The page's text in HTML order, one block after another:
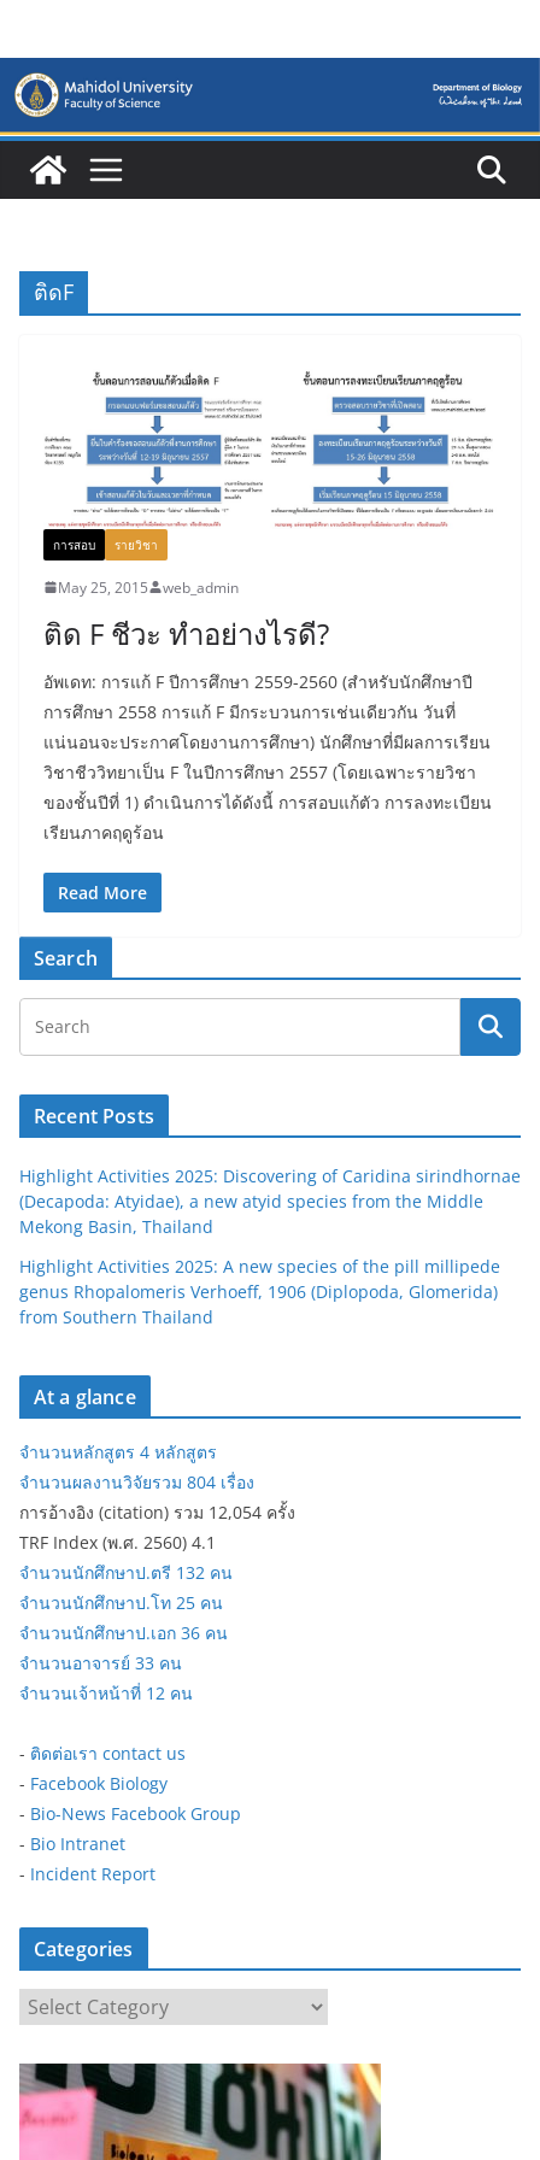
content
ติดF
การสอบ รายวิชา
May 25, 2015 web_admin
ติด F ชีวะ ทำอย่างไรดี?
อัพเดท: การแก้ F ปีการศึกษา 2559-2560 (สำหรับนักศึกษาปี
การศึกษา 2558 การแก้ F มีกระบวนการเช่นเดียวกัน วันที่
แน่นอนจะประกาศโดยงานการศึกษา) นักศึกษาที่มีผลการเรียน
วิชาชีววิทยาเป็น F ในปีการศึกษา 2557 (โดยเฉพาะรายวิชา
ของชั้นปีที่ 1) ดำเนินการได้ดังนี้ การสอบแก้ตัว การลงทะเบียน
เรียนภาคฤดูร้อน
Read More
Search
Recent Posts
Highlight Activities 2025: Discovering of Caridina sirindhornae
(Decapoda: Atyidae), a new atyid species from the Middle
Mekong Basin, Thailand
Highlight Activities 2025: A new species of the pill millipede
genus Rhopalomeris Verhoeff, 1906 (Diplopoda, Glomerida)
from Southern Thailand
At a glance
จำนวนหลักสูตร 4 หลักสูตร
จำนวนผลงานวิจัยรวม 804 เรื่อง
การอ้างอิง (citation) รวม 12,054 ครั้ง
TRF Index (พ.ศ. 2560) 4.1
จำนวนนักศึกษาป.ตรี 132 คน
จำนวนนักศึกษาป.โท 25 คน
จำนวนนักศึกษาป.เอก 36 คน
จำนวนอาจารย์ 33 คน
จำนวนเจ้าหน้าที่ 12 คน
- ติดต่อเรา contact us
- Facebook Biology
- Bio-News Facebook Group
- Bio Intranet
- Incident Report
Categories
a
t
e
g